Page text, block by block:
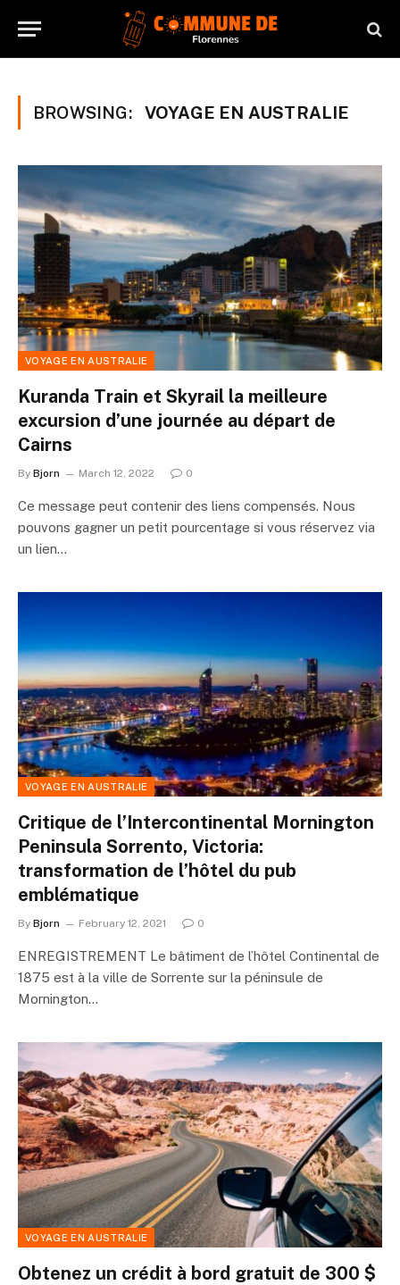
BROWSING: VOYAGE EN AUSTRALIE
VOYAGE EN AUSTRALIE
Kuranda Train et Skyrail la meilleure
excursion d’une journée au départ de
Cairns
By Bjorn March 12, 2022 0
Ce message peut contenir des liens compensés. Nous
pouvons gagner un petit pourcentage si vous réservez via
un lien…
VOYAGE EN AUSTRALIE
Critique de l’Intercontinental Mornington
Peninsula Sorrento, Victoria:
transformation de l’hôtel du pub
emblématique
By Bjorn February 12, 2021 0
ENREGISTREMENT Le bâtiment de l’hôtel Continental de
1875 est à la ville de Sorrente sur la péninsule de
Mornington…
VOYAGE EN AUSTRALIE
Obtenez un crédit à bord gratuit de 300 $